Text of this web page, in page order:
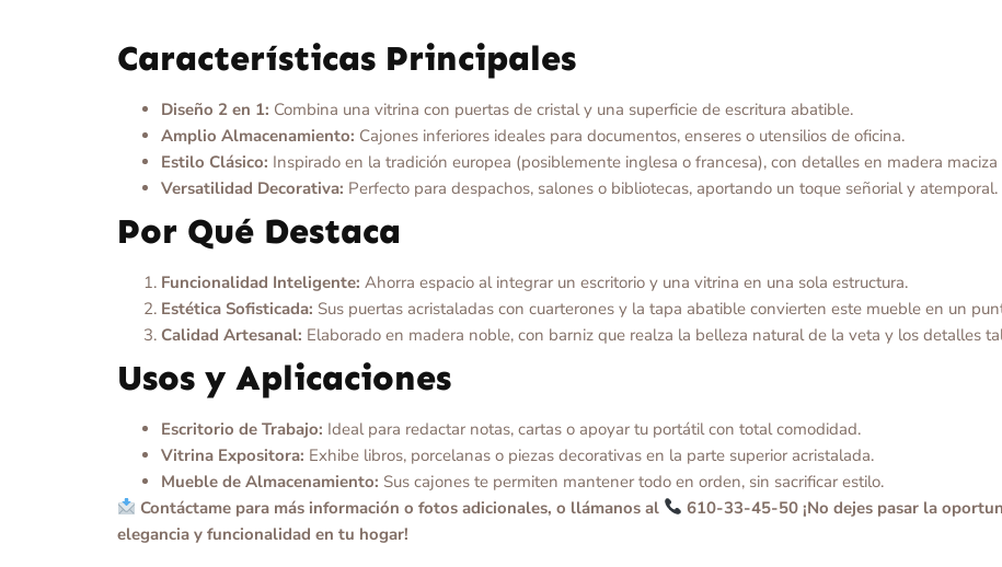
Características Principales
Diseño 2 en 1: Combina una vitrina con puertas de cristal y una superficie de escritura abatible.
Amplio Almacenamiento: Cajones inferiores ideales para documentos, enseres o utensilios de oficina.
Estilo Clásico: Inspirado en la tradición europea (posiblemente inglesa o francesa), con detalles en madera
Versatilidad Decorativa: Perfecto para despachos, salones o bibliotecas, aportando un toque señorial y atemporal.
Por Qué Destaca
Funcionalidad Inteligente: Ahorra espacio al integrar un escritorio y una vitrina en una sola estructura.
Estética Sofisticada: Sus puertas acristaladas con cuarterones y la tapa abatible convierten este mueble en un
Calidad Artesanal: Elaborado en madera noble, con barniz que realza la belleza natural de la veta y los detalles
Usos y Aplicaciones
Escritorio de Trabajo: Ideal para redactar notas, cartas o apoyar tu portátil con total comodidad.
Vitrina Expositora: Exhibe libros, porcelanas o piezas decorativas en la parte superior acristalada.
Mueble de Almacenamiento: Sus cajones te permiten mantener todo en orden, sin sacrificar estilo.
Contáctame para más información o fotos adicionales, o llámanos al
610-33-45-50 ¡No dejes pasar la
elegancia y funcionalidad en tu hogar!